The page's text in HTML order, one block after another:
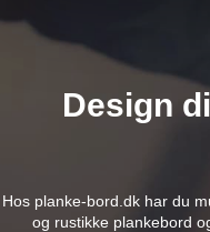
Design
Hos planke-bord.dk har du
og rustikke plankebord